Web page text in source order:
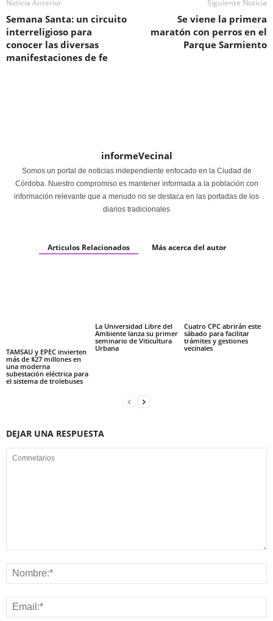
Noticia Anterior
Semana Santa: un circuito
interreligioso para
conocer las diversas
manifestaciones de fe
Siguiente Noticia
Se viene la primera
maratón con perros en el
Parque Sarmiento
informeVecinal
Somos un portal de noticias independiente enfocado en la Ciudad de
Córdoba. Nuestro compromiso es mantener informada a la población con
información relevante que a menudo no se destaca en las portadas de los
diarios tradicionales
Articulos Relacionados Más acerca del autor
TAMSAU y EPEC invierten
más de $27 millones en
una moderna
subestación eléctrica para
el sistema de trolebuses
La Universidad Libre del
Ambiente lanza su primer
seminario de Viticultura
Urbana
Cuatro CPC abrirán este
sábado para facilitar
trámites y gestiones
vecinales
DEJAR UNA RESPUESTA